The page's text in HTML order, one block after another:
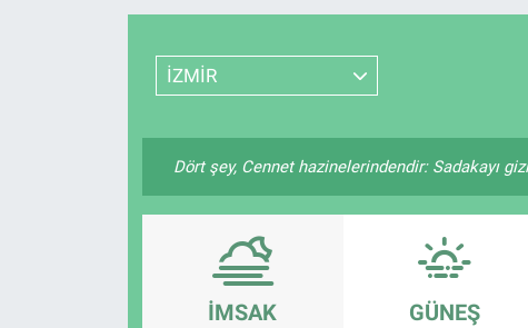
İZMİR
Dört şey, Cennet hazinelerindendir: Sadakayı
İMSAK GÜNEŞ
Resmi Reklam